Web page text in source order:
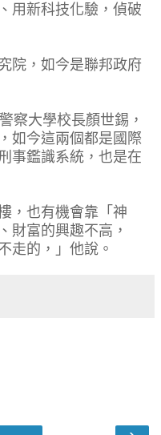
用新科技化驗，偵破
院，如今是聯邦政府
察大學校長顏世錫，
如今這兩個都是國際
事鑑識系統，也是在
，也有機會靠「神
財富的興趣不高，
走的，」他說。